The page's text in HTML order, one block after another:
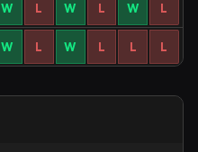
W L W L W L
W L W L L L